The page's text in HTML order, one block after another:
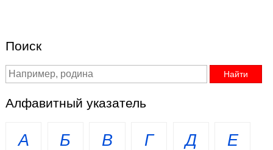
Поиск
Алфавитный указатель
А Б В Г Д Е